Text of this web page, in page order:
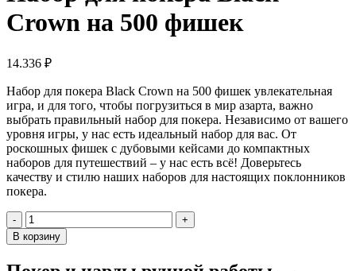
Crown на 500 фишек
14.336 ₽
Набор для покера Black Crown на 500 фишек увлекательная
игра, и для того, чтобы погрузиться в мир азарта, важно
выбрать правильный набор для покера. Независимо от вашего
уровня игры, у нас есть идеальный набор для вас. От
роскошных фишек с дубовыми кейсами до компактных
наборов для путешествий – у нас есть всё! Доверьтесь
качеству и стилю наших наборов для настоящих поклонников
покера.
Количество
товара
Набор
В корзину